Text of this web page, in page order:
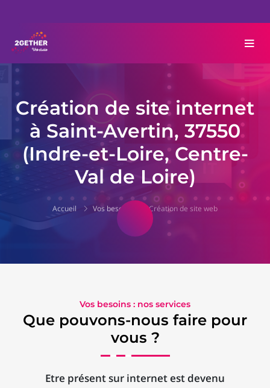
Création de site internet
à Saint-Avertin, 37550
(Indre-et-Loire, Centre-
Val de Loire)
Accueil Vos besoins Création de site web
Vos besoins : nos services
Que pouvons-nous faire pour
vous ?
Etre présent sur internet est devenu